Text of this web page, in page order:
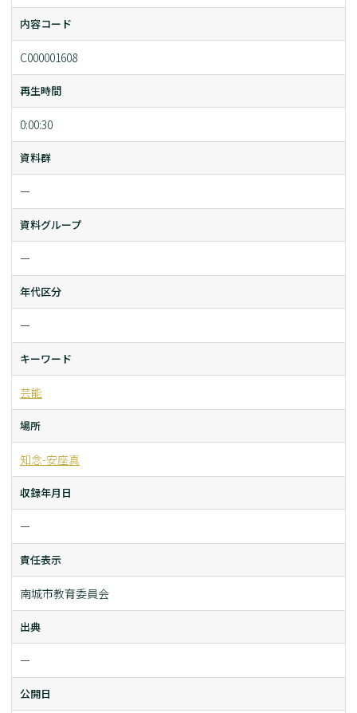
内容コード
C000001608
再生時間
0:00:30
資料群
ー
資料グループ
ー
年代区分
ー
キーワード
芸能
場所
知念-安座真
収録年月日
ー
責任表示
南城市教育委員会
出典
ー
公開日